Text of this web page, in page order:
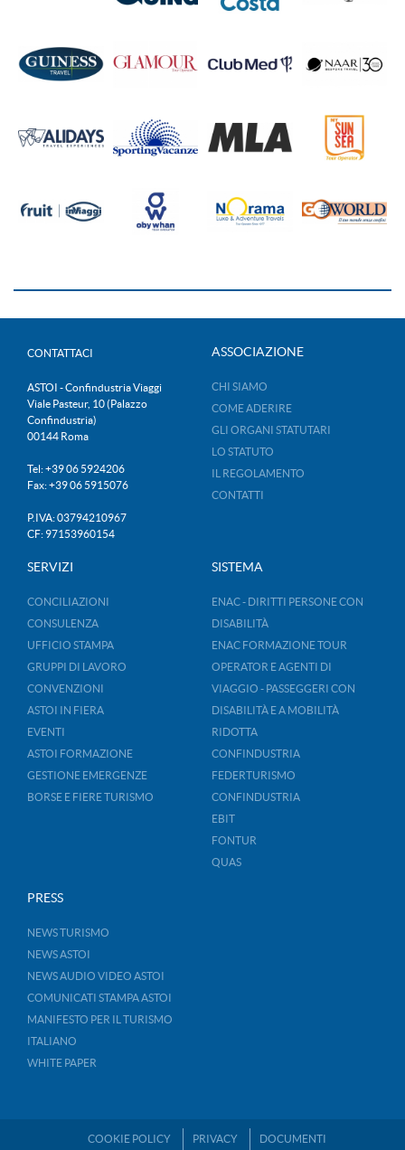
CONTATTACI
ASTOI - Confindustria Viaggi
Viale Pasteur, 10 (Palazzo
Confindustria)
00144 Roma
Tel: +39 06 5924206
Fax: +39 06 5915076
P.IVA: 03794210967
CF: 97153960154
ASSOCIAZIONE
CHI SIAMO
COME ADERIRE
GLI ORGANI STATUTARI
LO STATUTO
IL REGOLAMENTO
CONTATTI
SERVIZI
CONCILIAZIONI
CONSULENZA
UFFICIO STAMPA
GRUPPI DI LAVORO
CONVENZIONI
ASTOI IN FIERA
EVENTI
ASTOI FORMAZIONE
GESTIONE EMERGENZE
BORSE E FIERE TURISMO
SISTEMA
ENAC - DIRITTI PERSONE CON
DISABILITÀ
ENAC FORMAZIONE TOUR
OPERATOR E AGENTI DI
VIAGGIO - PASSEGGERI CON
DISABILITÀ E A MOBILITÀ
RIDOTTA
CONFINDUSTRIA
FEDERTURISMO
CONFINDUSTRIA
EBIT
FONTUR
QUAS
PRESS
NEWS TURISMO
NEWS ASTOI
NEWS AUDIO VIDEO ASTOI
COMUNICATI STAMPA ASTOI
MANIFESTO PER IL TURISMO
ITALIANO
WHITE PAPER
COOKIE POLICY PRIVACY DOCUMENTI